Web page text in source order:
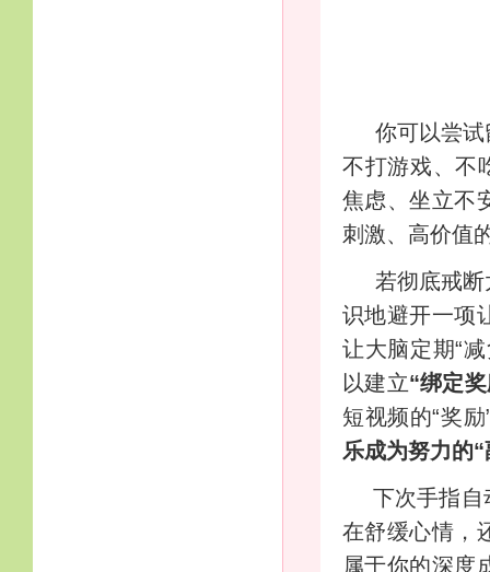
你可以尝
不打游戏、不
焦虑、坐立不
刺激、高价值
若彻底戒
识地避开一项
让大脑定期“
以建立“绑定
短视频的“奖励
乐成为努力的
下次手指自
在舒缓心情，
属于你的深度